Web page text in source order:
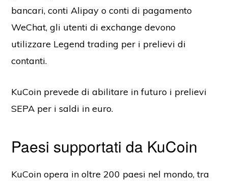
bancari, conti Alipay o conti di pagamento
WeChat, gli utenti di exchange devono
utilizzare Legend trading per i prelievi di
contanti.
KuCoin prevede di abilitare in futuro i prelievi
SEPA per i saldi in euro.
Paesi supportati da KuCoin
KuCoin opera in oltre 200 paesi nel mondo, tra